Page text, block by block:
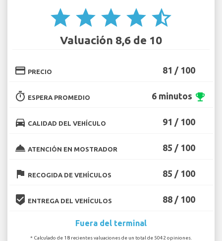
star star star star star_half
Valuación 8,6 de 10
credit_card PRECIO 81 / 100
timer ESPERA PROMEDIO 6 minutos emoji_events
directions_car CALIDAD DEL VEHÍCULO 91 / 100
room_service ATENCIÓN EN MOSTRADOR 85 / 100
flag RECOGIDA DE VEHÍCULOS 85 / 100
beenhere ENTREGA DEL VEHÍCULOS 88 / 100
Fuera del terminal
* Calculado de 18 recientes valuaciones de un total de 5042 opiniones.